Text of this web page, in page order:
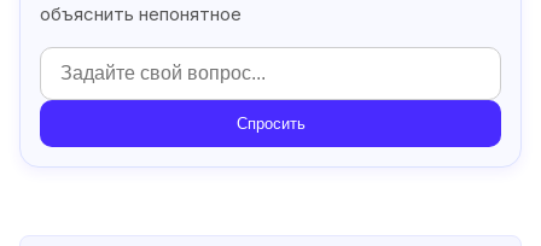
объяснить непонятное
Спросить